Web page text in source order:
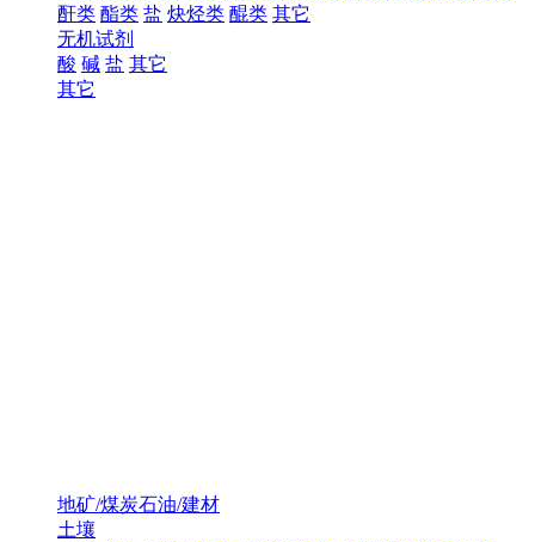
酐类 酯类 盐 炔烃类 醌类 其它
无机试剂
酸 碱 盐 其它
其它
地矿/煤炭石油/建材
土壤